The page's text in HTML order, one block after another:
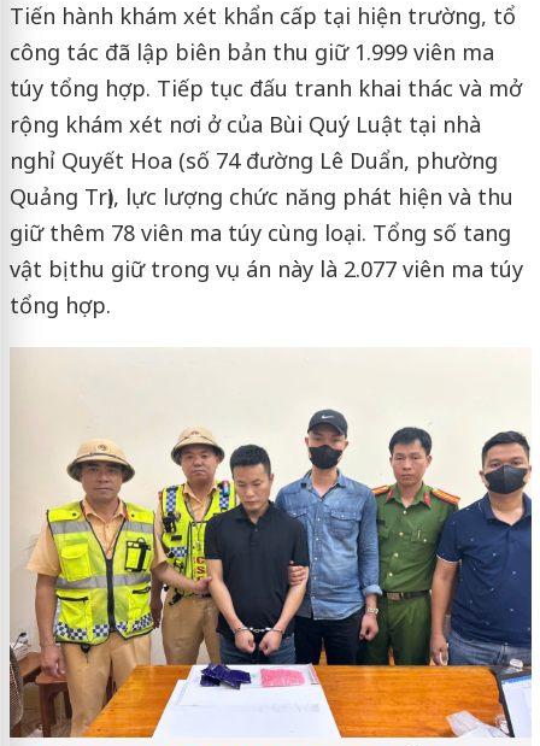
Tiến hành khám xét khẩn cấp tại hiện trường, tổ
công tác đã lập biên bản thu giữ 1.999 viên ma
túy tổng hợp. Tiếp tục đấu tranh khai thác và mở
rộng khám xét nơi ở của Bùi Quý Luật tại nhà
nghỉ Quyết Hoa (số 74 đường Lê Duẩn, phường
Quảng Trị), lực lượng chức năng phát hiện và thu
giữ thêm 78 viên ma túy cùng loại. Tổng số tang
vật bị thu giữ trong vụ án này là 2.077 viên ma túy
tổng hợp.